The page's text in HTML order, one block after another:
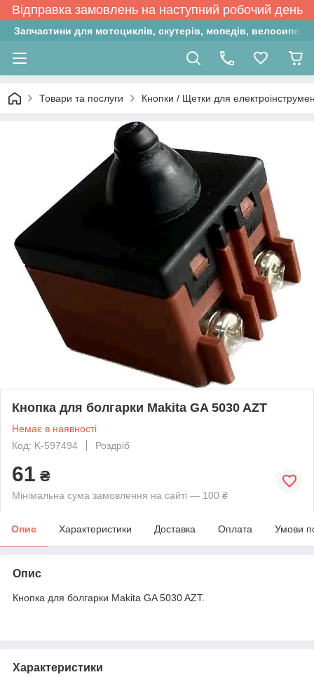
Відправка замовлень на наступний робочий день
Запчастини для мотоциклів, скутерів, мопедів,
Товари та послуги Кнопки / Щетки для
Кнопка для болгарки Makita GA 5030 AZT
Немає в наявності
Код: K-597494
Роздріб
61 ₴
Мінімальна сума замовлення на сайті — 100 ₴
Опис Характеристики Доставка Оплата Умови
Опис
Кнопка для болгарки Makita GA 5030 AZT.
Характеристики